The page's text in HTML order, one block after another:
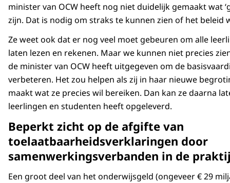
minister van OCW heeft nog niet duidelijk gemaakt wat
zijn. Dat is nodig om straks te kunnen zien of het beleid
Ze weet ook dat er nog veel moet gebeuren om alle
laten lezen en rekenen. Maar we kunnen niet precies
de minister van OCW heeft uitgegeven om de
verbeteren. Het zou helpen als zij in haar nieuwe
maakt wat ze precies wil bereiken. Dan kan ze daarna
leerlingen en studenten heeft opgeleverd.
Beperkt zicht op de afgifte van
toelaatbaarheidsverklaringen door
samenwerkingsverbanden in de
Een groot deel van het onderwijsgeld (ongeveer € 29